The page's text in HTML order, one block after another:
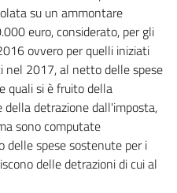
su un ammontare
euro, considerato, per gli
ovvero per quelli iniziati
nel 2017, al netto delle spese
quali si è fruito della
detrazione dall'imposta,
sono computate
spese sostenute per i
delle detrazioni di cui al